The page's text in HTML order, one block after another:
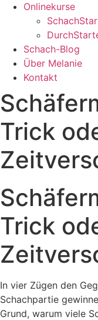
Onlinekurse
Schach-Blog
Über Melanie
Kontakt
Trick
Trick
In vier Zügen den
Schachpartie
Grund, warum viele